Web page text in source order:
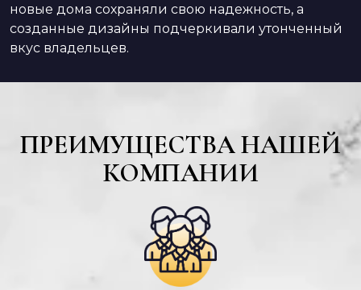
новые дома сохраняли свою надежность, а
созданные дизайны подчеркивали утонченный
вкус владельцев.
ПРЕИМУЩЕСТВА НАШЕЙ
КОМПАНИИ